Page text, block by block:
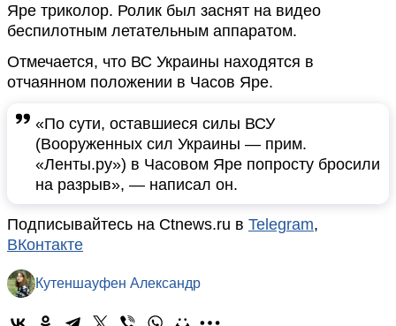
Яре триколор. Ролик был заснят на видео
беспилотным летательным аппаратом.
Отмечается, что ВС Украины находятся в
отчаянном положении в Часов Яре.
«По сути, оставшиеся силы ВСУ
(Вооруженных сил Украины — прим.
«Ленты.ру») в Часовом Яре попросту бросили
на разрыв», — написал он.
Подписывайтесь на Ctnews.ru в Telegram,
ВКонтакте
Кутеншауфен Александр